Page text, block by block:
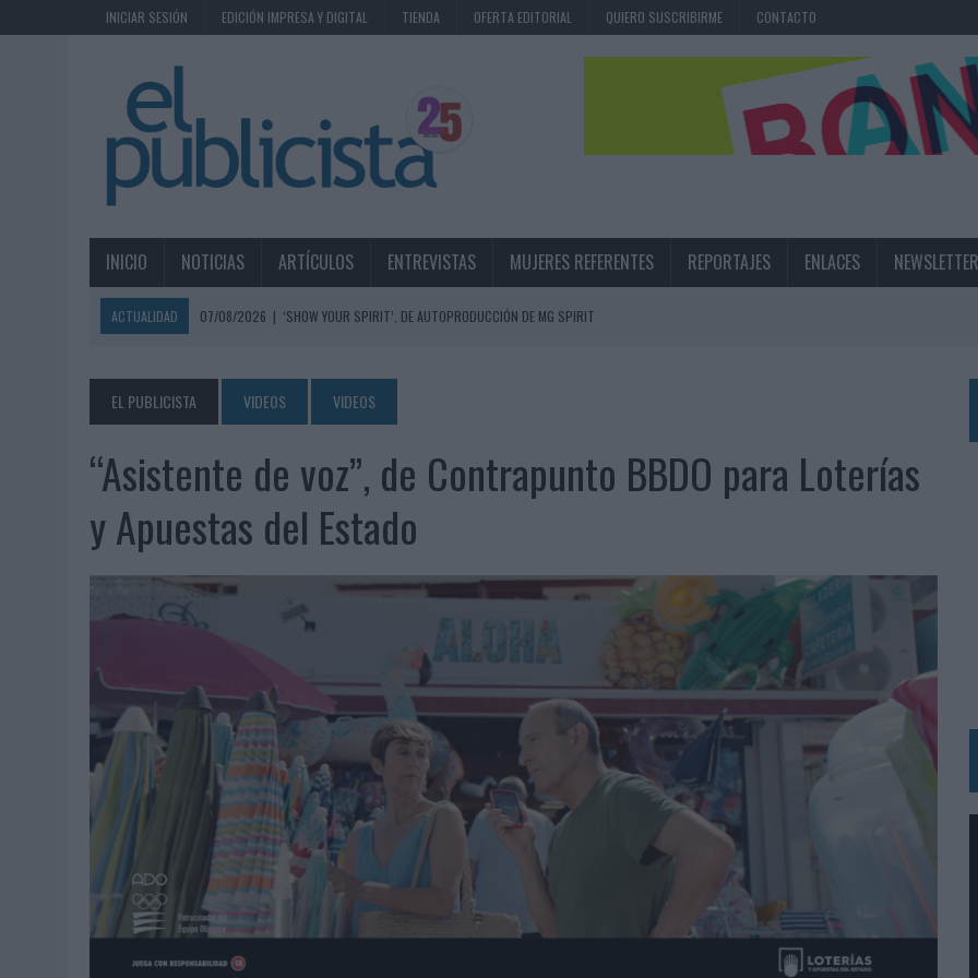
INICIAR SESIÓN EDICIÓN IMPRESA Y DIGITAL TIENDA OFERTA EDITORIAL QUIERO SUSCRIBIRME CONTACTO
INICIO NOTICIAS ARTÍCULOS ENTREVISTAS MUJERES REFERENTES REPORTAJES ENLACES NEWSLETTER
ACTUALIDAD 07/08/2026 | ‘SHOW YOUR SPIRIT’, DE AUTOPRODUCCIÓN DE MG SPIRIT
07/08/2026 | MG SPIRIT RELANZA SU MARCA CON UNA ESTRATEGIA 360º CENTRADA EN EL ORIGEN BARCELONÉS
07/08/2026
PATRÓN CONVIERTE EL NUEVO SINGLE DE ARÓN PIPER EN UNA EXPERIENCIA DE MARCA EN IBIZA
07/08/2026 | EL VERANO PONE A PRUEBA LA ESTRATEGIA DIGITAL DE LAS MARCAS
07/08/2026 | VUELING CONVIERTE LOS RECUERDOS EN SOUVENIRS CON IA
06/08/2026
|
‘LA VUELTA’, DE FENOMENAL PARA MÁLAGA CF
SIETE DE CADA DIEZ EMPRESAS ESPAÑOLAS NO INTEGRAN LA INFANCIA EN SU ESTRATEGIA
LA TELEVISIÓN SIGUE LIDERANDO EL CONSUMO DE MEDIOS EN VERANO Y SUPERA AL MÓVIL COMO DISPOSITIVO MÁS UTILIZADO
06/08/2026
EL USO DE LA IA GENERATIVA ALCANZA YA AL 62% DE LOS ESPAÑOLES
06/08/2026
SYSTEM1 NOMBRA A KIMBERLY BASTONI COMO NUEVA DIRECTORA COMERCIAL GLOBAL
06/08/2026
FRIGO Y UNIQLO LANZAN UNA COLECCIÓN PERSONALIZABLE INSPIRADA EN CORNETTO, CALIPPO Y SOLERO
LA IA ESTÁ SUBIENDO EL LISTÓN DE LA CREATIVIDAD
BEON WORLDWIDE LANZA RAÍZ URBANA PARA TRANSFORMAR EL PATRIMONIO HISTÓRICO EN ACTIVOS CULTURALES Y ECONÓMICOS
05/08/2026
FABRA COMUNICACIÓN INCORPORA A CASONÁ Y ASUME LA GESTIÓN DE SUS RELACIONES CON LOS MEDIOS
05/08/2026
| LOPESAN HOTELS & RESORTS ACERCA EL PARAÍSO CANARIO EN SU ÚLTIMA CAMPAÑA INTERNACIONAL
05/08/2026 | LUIS ARQUILLOS (BURGO DE ARIAS): “LA CONSTRUCCIÓN DE MARCA A LARGO PLAZO Y LA MEDICIÓN SON DOS CARAS DE LA MISMA
EL PUBLICISTA VIDEOS VIDEOS
“Asistente de voz”, de Contrapunto BBDO para Loterías
y Apuestas del Estado